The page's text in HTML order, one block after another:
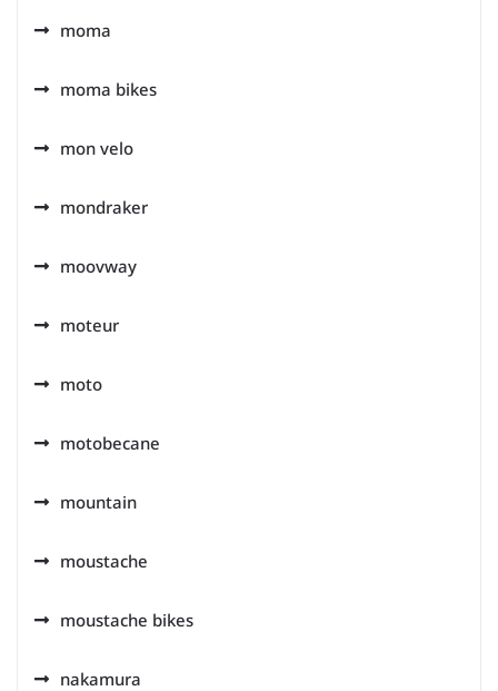
moma
moma bikes
mon velo
mondraker
moovway
moteur
moto
motobecane
mountain
moustache
moustache bikes
nakamura